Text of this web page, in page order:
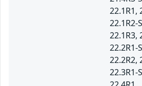
22.1R1,
22.1R2-
22.1R3,
22.2R1-
22.2R2,
22.3R1-